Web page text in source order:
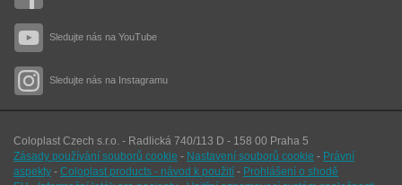
Sledujte nás na YouTube
Sledujte nás na Instagramu
Coloplast Czech s.r.o. - Radlická 740/113 D - 158 00 Praha 5
Zásady používání souborů cookie - Nastavení souborů cookie - Právní
aspekty - Coloplast products - návod k použití - Prohlášení o shodě